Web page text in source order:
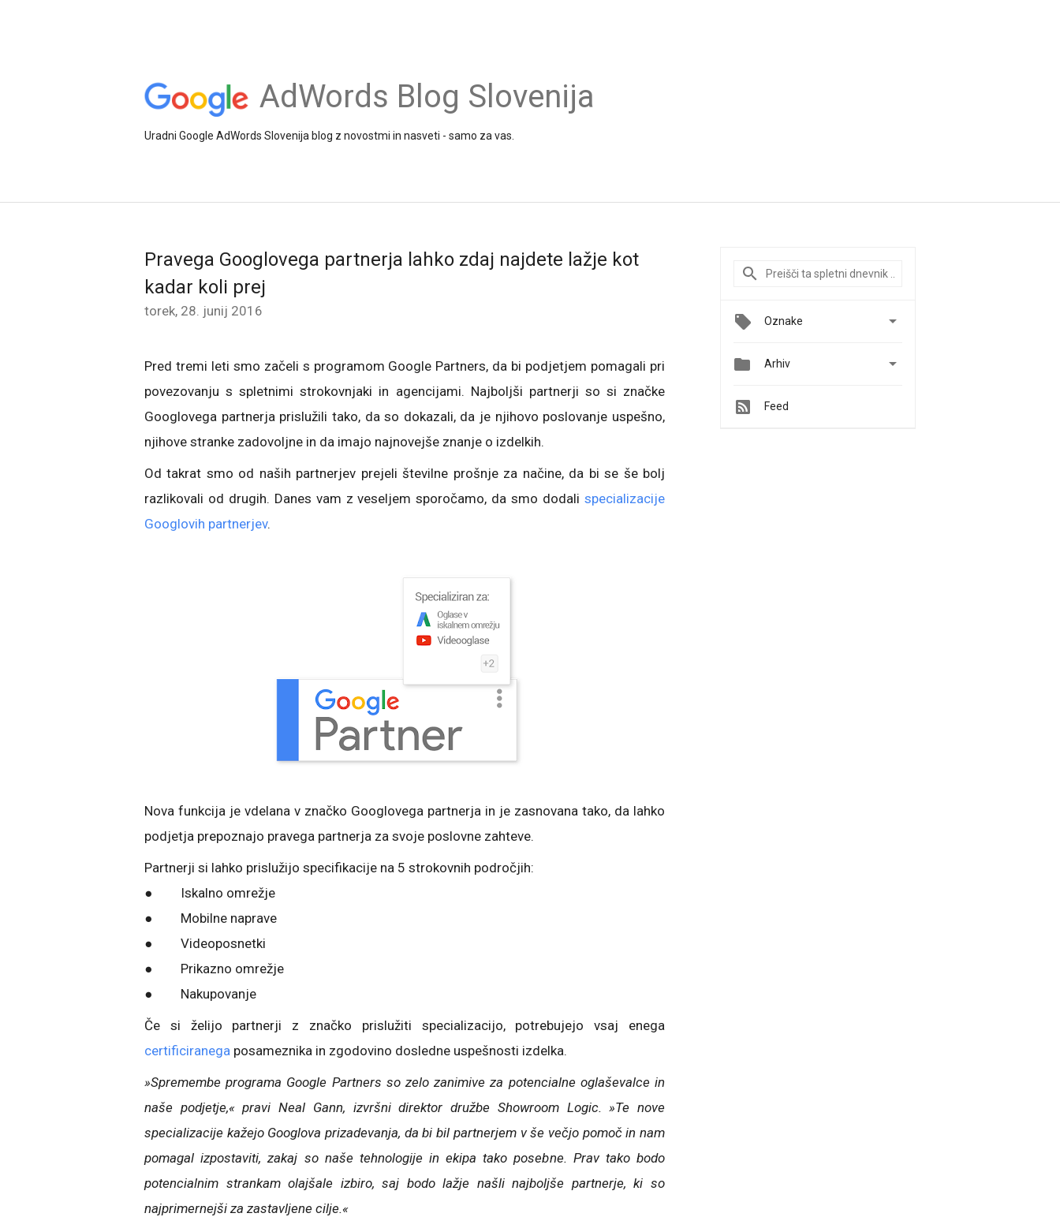
AdWords Blog Slovenija
Uradni Google AdWords Slovenija blog z novostmi in nasveti - samo za vas.
Pravega Googlovega partnerja lahko zdaj najdete lažje kot
kadar koli prej
torek, 28. junij 2016
Pred tremi leti smo začeli s programom Google Partners, da bi podjetjem pomagali pri
povezovanju s spletnimi strokovnjaki in agencijami. Najboljši partnerji so si značke
Googlovega partnerja prislužili tako, da so dokazali, da je njihovo poslovanje uspešno,
njihove stranke zadovoljne in da imajo najnovejše znanje o izdelkih.
Od takrat smo od naših partnerjev prejeli številne prošnje za načine, da bi se še bolj
razlikovali od drugih. Danes vam z veseljem sporočamo, da smo dodali specializacije
Googlovih partnerjev.
Nova funkcija je vdelana v značko Googlovega partnerja in je zasnovana tako, da lahko
podjetja prepoznajo pravega partnerja za svoje poslovne zahteve.
Partnerji si lahko prislužijo specifikacije na 5 strokovnih področjih:
● Iskalno omrežje
● Mobilne naprave
● Videoposnetki
● Prikazno omrežje
● Nakupovanje
Če si želijo partnerji z značko prislužiti specializacijo, potrebujejo vsaj enega
certificiranega posameznika in zgodovino dosledne uspešnosti izdelka.
»Spremembe programa Google Partners so zelo zanimive za potencialne oglaševalce in
naše podjetje,« pravi Neal Gann, izvršni direktor družbe Showroom Logic. »Te nove
specializacije kažejo Googlova prizadevanja, da bi bil partnerjem v še večjo pomoč in nam
pomagal izpostaviti, zakaj so naše tehnologije in ekipa tako posebne. Prav tako bodo
potencialnim strankam olajšale izbiro, saj bodo lažje našli najboljše partnerje, ki so
najprimernejši za zastavljene cilje.«
Oznake 
 Arhiv 
Feed